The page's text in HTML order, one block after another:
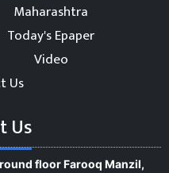
Maharashtra
Today's Epaper
Video
Us
Us
floor Farooq Manzil,